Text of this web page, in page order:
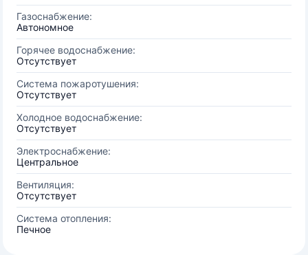
Газоснабжение:
Автономное
Горячее водоснабжение:
Отсутствует
Система пожаротушения:
Отсутствует
Холодное водоснабжение:
Отсутствует
Электроснабжение:
Центральное
Вентиляция:
Отсутствует
Система отопления:
Печное